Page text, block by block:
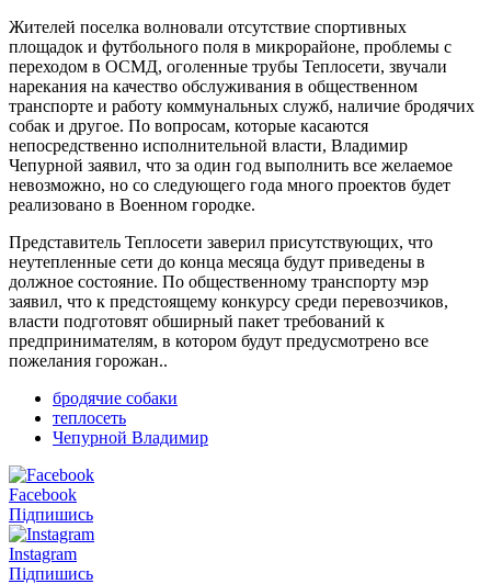
Жителей поселка волновали отсутствие спортивных
площадок и футбольного поля в микрорайоне, проблемы с
переходом в ОСМД, оголенные трубы Теплосети, звучали
нарекания на качество обслуживания в общественном
транспорте и работу коммунальных служб, наличие бродячих
собак и другое. По вопросам, которые касаются
непосредственно исполнительной власти, Владимир
Чепурной заявил, что за один год выполнить все желаемое
невозможно, но со следующего года много проектов будет
реализовано в Военном городке.
Представитель Теплосети заверил присутствующих, что
неутепленные сети до конца месяца будут приведены в
должное состояние. По общественному транспорту мэр
заявил, что к предстоящему конкурсу среди перевозчиков,
власти подготовят обширный пакет требований к
предпринимателям, в котором будут предусмотрено все
пожелания горожан..
бродячие собаки
теплосеть
Чепурной Владимир
Facebook
Підпишись
Instagram
Підпишись